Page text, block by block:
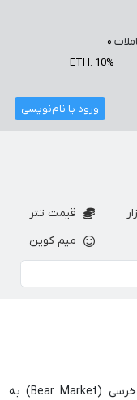
۰
ETH: 10%
ورود یا نام‌نویسی
قیمت تتر
میم کوین
در بازار ارزهای دیجیتال، روند نزولی یا بازار خرسی (Bear Market) به